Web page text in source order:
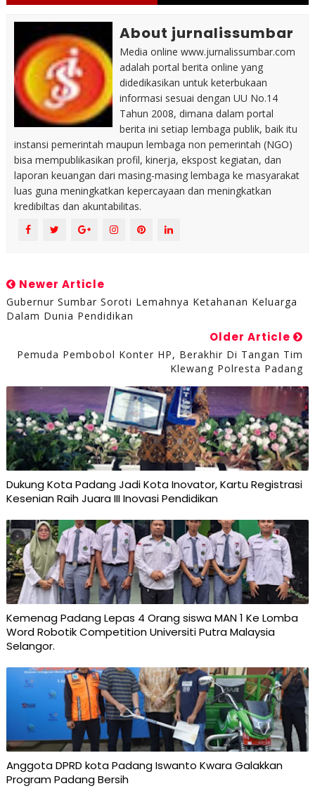
About jurnalissumbar
Media online www.jurnalissumbar.com
adalah portal berita online yang
didedikasikan untuk keterbukaan
informasi sesuai dengan UU No.14
Tahun 2008, dimana dalam portal
berita ini setiap lembaga publik, baik itu
instansi pemerintah maupun lembaga non pemerintah (NGO)
bisa mempublikasikan profil, kinerja, ekspost kegiatan, dan
laporan keuangan dari masing-masing lembaga ke masyarakat
luas guna meningkatkan kepercayaan dan meningkatkan
kredibiltas dan akuntabilitas.
Newer Article
Gubernur Sumbar Soroti Lemahnya Ketahanan Keluarga
Dalam Dunia Pendidikan
Older Article
Pemuda Pembobol Konter HP, Berakhir Di Tangan Tim
Klewang Polresta Padang
Dukung Kota Padang Jadi Kota Inovator, Kartu Registrasi
Kesenian Raih Juara III Inovasi Pendidikan
Kemenag Padang Lepas 4 Orang siswa MAN 1 Ke Lomba
Word Robotik Competition Universiti Putra Malaysia
Selangor.
Anggota DPRD kota Padang Iswanto Kwara Galakkan
Program Padang Bersih